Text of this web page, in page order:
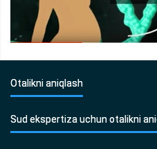
Otalikni aniqlash
Sud ekspertiza uchun otalikni